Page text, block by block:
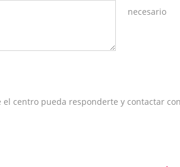
necesario
centro pueda responderte y contactar